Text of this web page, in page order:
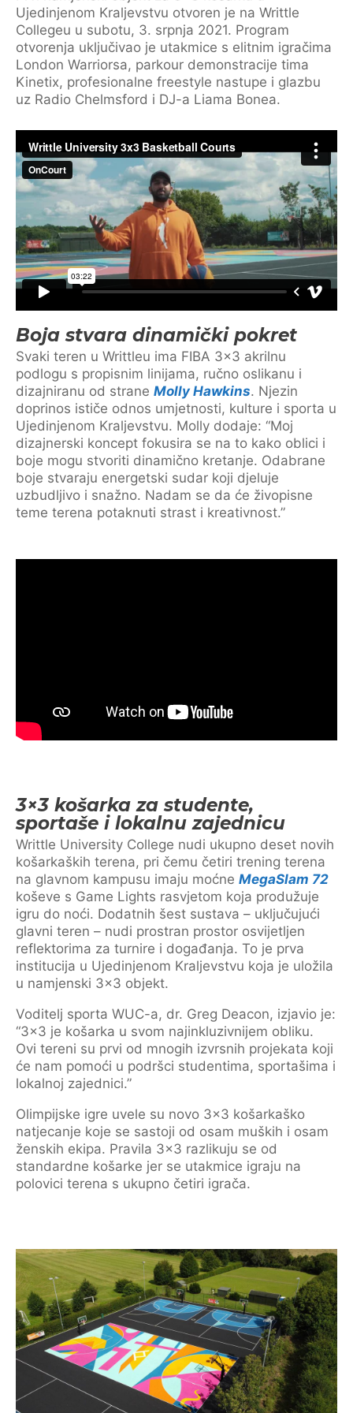
Ujedinjenom Kraljevstvu otvoren je na Writtle
Collegeu u subotu, 3. srpnja 2021. Program
otvorenja uključivao je utakmice s elitnim igračima
London Warriorsa, parkour demonstracije tima
Kinetix, profesionalne freestyle nastupe i glazbu
uz Radio Chelmsford i DJ-a Liama Bonea.
Boja stvara dinamički pokret
Svaki teren u Writtleu ima FIBA 3×3 akrilnu
podlogu s propisnim linijama, ručno oslikanu i
dizajniranu od strane Molly Hawkins. Njezin
doprinos ističe odnos umjetnosti, kulture i sporta u
Ujedinjenom Kraljevstvu. Molly dodaje: “Moj
dizajnerski koncept fokusira se na to kako oblici i
boje mogu stvoriti dinamično kretanje. Odabrane
boje stvaraju energetski sudar koji djeluje
uzbudljivo i snažno. Nadam se da će živopisne
teme terena potaknuti strast i kreativnost.”
3×3 košarka za studente,
sportaše i lokalnu zajednicu
Writtle University College nudi ukupno deset novih
košarkaških terena, pri čemu četiri trening terena
na glavnom kampusu imaju moćne MegaSlam 72
koševe s Game Lights rasvjetom koja produžuje
igru do noći. Dodatnih šest sustava – uključujući
glavni teren – nudi prostran prostor osvijetljen
reflektorima za turnire i događanja. To je prva
institucija u Ujedinjenom Kraljevstvu koja je uložila
u namjenski 3×3 objekt.
Voditelj sporta WUC-a, dr. Greg Deacon, izjavio je:
“3×3 je košarka u svom najinkluzivnijem obliku.
Ovi tereni su prvi od mnogih izvrsnih projekata koji
će nam pomoći u podršci studentima, sportašima i
lokalnoj zajednici.”
Olimpijske igre uvele su novo 3×3 košarkaško
natjecanje koje se sastoji od osam muških i osam
ženskih ekipa. Pravila 3×3 razlikuju se od
standardne košarke jer se utakmice igraju na
polovici terena s ukupno četiri igrača.